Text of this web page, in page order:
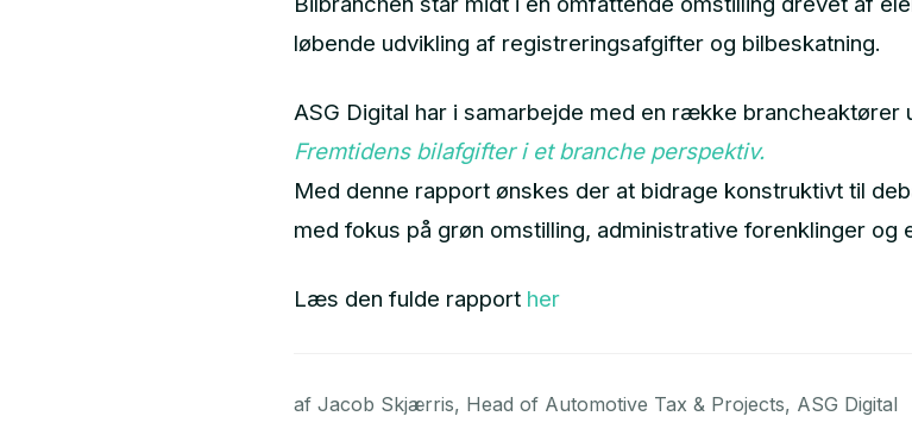
løbende udvikling af registreringsafgifter og bilbeskatning.
ASG Digital har i samarbejde med en række brancheaktører
Fremtidens bilafgifteri et branche perspektiv.
Med denne rapport ønskes der at bidrage konstruktivt til
med fokus på grøn omstilling, administrative forenklinger og
Læs den fulde rapport her
af Jacob Skjærris, Head of Automotive Tax & Projects, ASG Digital